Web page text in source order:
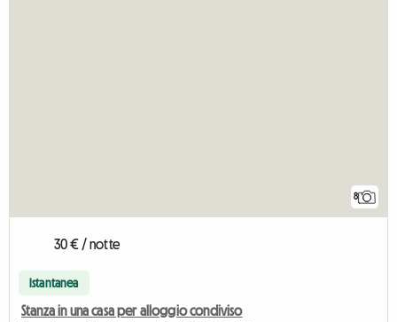
8
30 € / notte
Istantanea
Stanza in una casa per alloggio condiviso